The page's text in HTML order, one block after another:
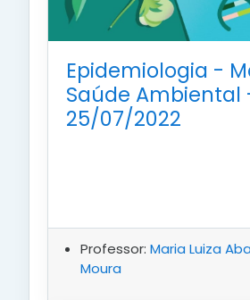
Epidemiologia -
Saúde Ambiental
25/07/2022
Professor: Maria Luiza
Moura